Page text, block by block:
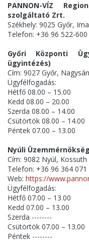
PANNON-VÍZ
szolgáltató Zrt.
Székhely: 9025 Győr,
Telefon: +36 96 522-600
Győri Központi
ügyintézés)
Cím: 9027 Győr,
Ügyfélfogadás:
Hétfő 08.00 – 15.00
Kedd 08.00 – 20.00
Szerda 08.00 – 14.00
Csütörtök 08.00 – 14.00
Péntek 07.00 – 13.00
Nyúli Üzemmérnökség
Cím: 9082 Nyúl,
Telefon: +36 96 364 071
Web: https://
Ügyfélfogadás:
Hétfő 07.00 – 13.00
Kedd 07.00 – 13.00
Szerda --------
Csütörtök 07.00 – 13.00
Péntek --------